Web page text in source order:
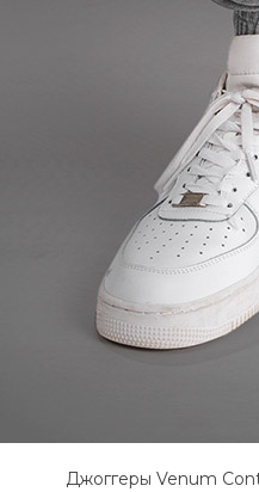
Джоггеры Venum